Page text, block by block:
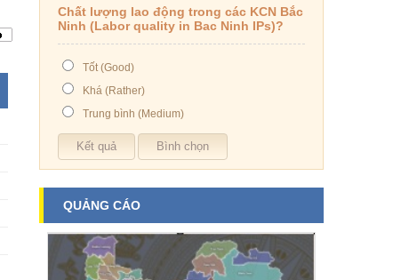
Chất lượng lao động trong các KCN Bắc
Ninh (Labor quality in Bac Ninh IPs)?
Tốt (Good)
Khá (Rather)
Trung bình (Medium)
QUẢNG CÁO